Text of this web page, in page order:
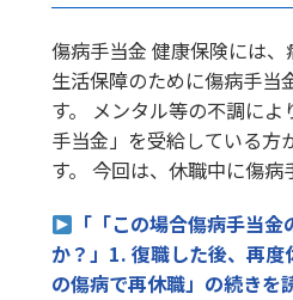
傷病手当金 健康保険には
生活保障のために傷病手当
す。 メンタル等の不調に
手当金」を受給している方
す。 今回は、休職中に傷病
「「この場合傷病手当
か？」1. 復職した後、再
の傷病で再休職」の続きを